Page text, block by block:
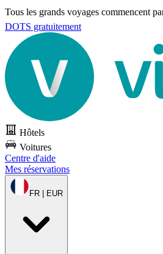
Tous les grands voyages commencent
DOTS gratuitement
Hôtels
Voitures
Centre d'aide
Mes réservations
FR | EUR